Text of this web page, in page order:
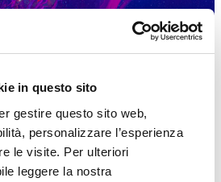
in questo sito
gestire questo sito web,
personalizzare l’esperienza
le visite. Per ulteriori
leggere la nostra